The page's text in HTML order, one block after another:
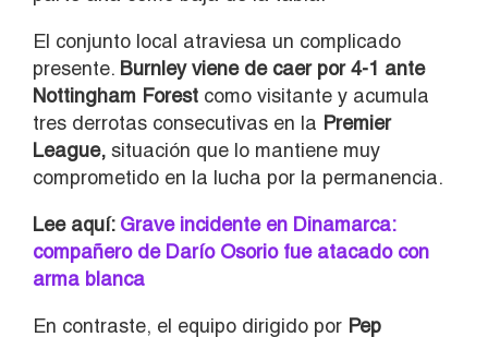
El conjunto local atraviesa un complicado
presente. Burnley viene de caer por 4-1 ante
Nottingham Forest como visitante y acumula
tres derrotas consecutivas en la Premier
League, situación que lo mantiene muy
comprometido en la lucha por la permanencia.
Lee aquí: Grave incidente en Dinamarca:
compañero de Darío Osorio fue atacado con
arma blanca
En contraste, el equipo dirigido por Pep